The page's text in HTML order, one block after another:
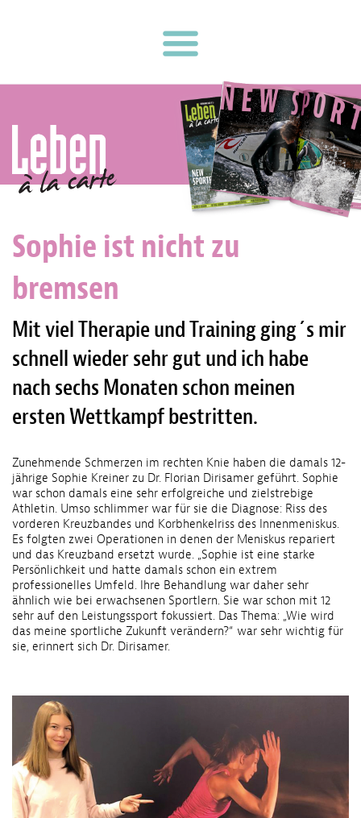
Sophie ist nicht zu
bremsen
Mit viel Therapie und Training ging´s mir
schnell wieder sehr gut und ich habe
nach sechs Monaten schon meinen
ersten Wettkampf bestritten.
Zunehmende Schmerzen im rechten Knie haben die damals 12-
jährige Sophie Kreiner zu Dr. Florian Dirisamer geführt. Sophie
war schon damals eine sehr erfolgreiche und zielstrebige
Athletin. Umso schlimmer war für sie die Diagnose: Riss des
vorderen Kreuzbandes und Korbhenkelriss des Innenmeniskus.
Es folgten zwei Operationen in denen der Meniskus repariert
und das Kreuzband ersetzt wurde. „Sophie ist eine starke
Persönlichkeit und hatte damals schon ein extrem
professionelles Umfeld. Ihre Behandlung war daher sehr
ähnlich wie bei erwachsenen Sportlern. Sie war schon mit 12
sehr auf den Leistungssport fokussiert. Das Thema: „Wie wird
das meine sportliche Zukunft verändern?“ war sehr wichtig für
sie, erinnert sich Dr. Dirisamer.